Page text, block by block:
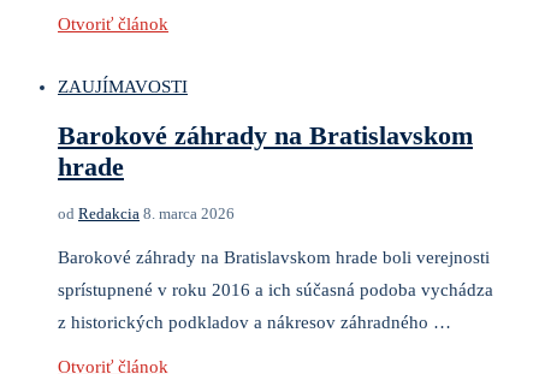
Otvoriť článok
ZAUJÍMAVOSTI
Barokové záhrady na Bratislavskom
hrade
od Redakcia 8. marca 2026
Barokové záhrady na Bratislavskom hrade boli verejnosti
sprístupnené v roku 2016 a ich súčasná podoba vychádza
z historických podkladov a nákresov záhradného …
Otvoriť článok